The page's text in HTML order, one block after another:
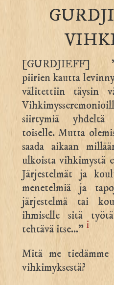
[GURDJIEFF]
piirien kautta
välitettiin täysin
siirtymiä yhdeltä
toiselle. Mutta
saada aikaan
ulkoista vihkimystä
Järjestelmät ja
menetelmiä ja
järjestelmä tai
ihmiselle sitä
tehtävä itse…” i
Mitä me tiedämme
vihkimyksestä?